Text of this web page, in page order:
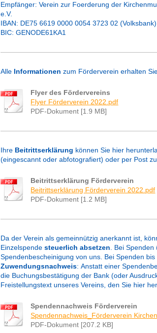
Empfänger: Verein zur Foerderung der
e.V.
IBAN: DE75 6619 0000 0054 3723 02 (Volksbank)
BIC: GENODE61KA1
Alle Informationen zum Förderverein erhalten
Flyer des Fördervereins
Flyer Förderverein 2022.pdf
PDF-Dokument [1.9 MB]
Ihre Beitrittserklärung können Sie hier
(eingescannt oder abfotografiert) oder per Post
Beitrittserklärung Förderverein
Beitrittserklärung Förderverein 2022.pdf
PDF-Dokument [1.2 MB]
Da der Verein als gemeinnützig anerkannt ist,
Einzelspendesteuerlich absetzen . Bei
Spendenbescheinigung von uns. Bei Spenden
Zuwendungsnachweis:Anstatt einer
die Buchungsbestätigung der Bank (oder
Freistellungstext unseres Vereins, den Sie hier
Spendennachweis Förderverein
Spendennachweis_Förderverein
PDF-Dokument [207.2 KB]